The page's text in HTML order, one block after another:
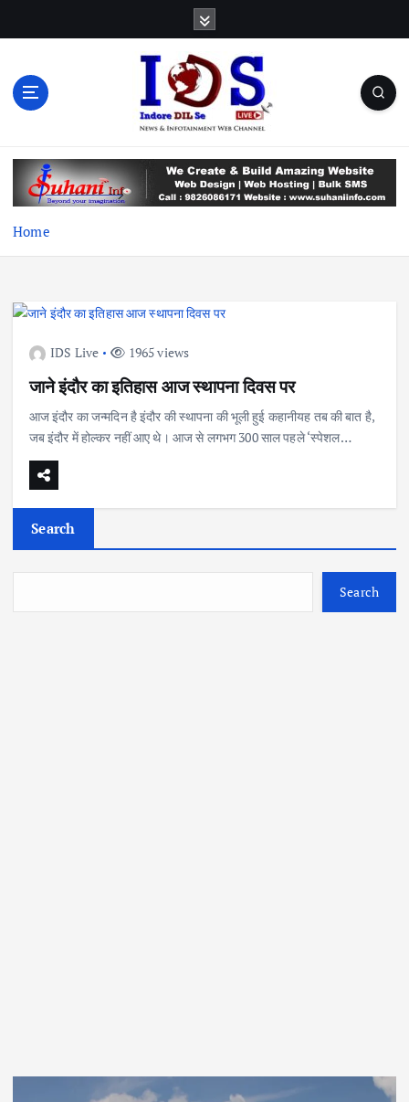
t
Home
IDS Live 1965 views
जाने इंदौर का इतिहास आज स्थापना दिवस पर
आज इंदौर का जन्मदिन है इंदौर की स्थापना की भूली हुई कहानीयह तब की बात है,
जब इंदौर में होल्कर नहीं आए थे। आज से लगभग 300 साल पहले ‘स्पेशल…
Search
Search